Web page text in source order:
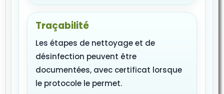
Traçabilité
Les étapes de nettoyage et de
désinfection peuvent être
documentées, avec certificat lorsque
le protocole le permet.